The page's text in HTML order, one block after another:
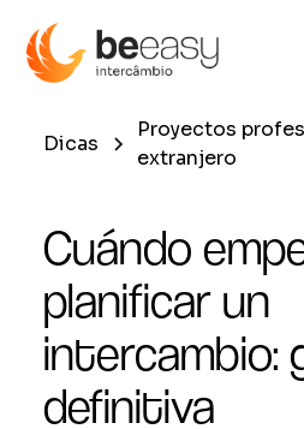
Dicas
Proyectos
extranjero
Cuándo
planificar un
intercambio:
definitiva